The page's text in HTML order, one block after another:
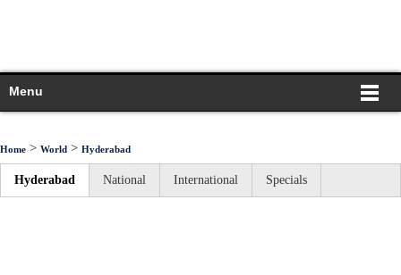
Menu
Home > World > Hyderabad
Hyderabad National International Specials